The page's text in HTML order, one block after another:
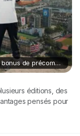
EA Sports FC 27 – Éditions, prix et bonus de précommande
éditions, des
pensés pour